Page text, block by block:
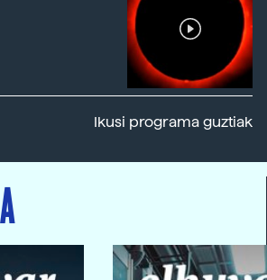
Ikusi programa guztiak